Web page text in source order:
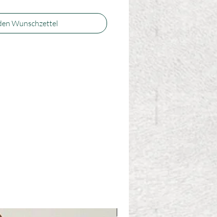
Wunschzettel